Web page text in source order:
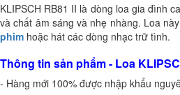
KLIPSCH RB81 II là dòng loa gia đình
và chất âm sáng và nhẹ nhàng. Loa
phim hoặc hát các dòng nhạc trữ tình.
Thông tin sản phẩm - Loa
- Hàng mới 100% được nhập khẩu